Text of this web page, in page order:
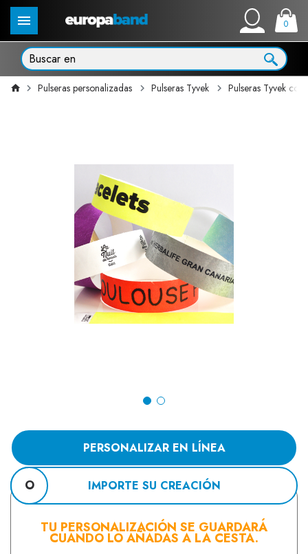
0
Pulseras personalizadas Pulseras Tyvek Pulseras Tyvek
PERSONALIZAR EN LÍNEA
O IMPORTE SU CREACIÓN
TU PERSONALIZACIÓN SE GUARDARÁ
CUANDO LO AÑADAS A LA CESTA.